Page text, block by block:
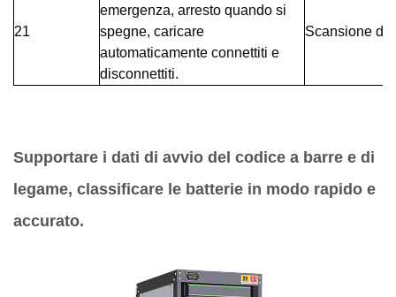
21
emergenza, arresto quando si
spegne, caricare
automaticamente connettiti e
disconnettiti.
Scansione
Supportare i dati di avvio del codice a barre e di
legame, classificare le batterie in modo rapido e
accurato.